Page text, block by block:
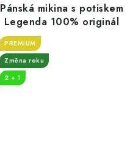
Pánská mikina s potiskem
Legenda 100% originál
PREMIUM
Změna roku
2 + 1